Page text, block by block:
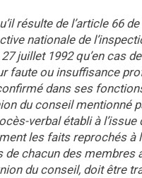
résulte de l’article 66 de
nationale de
juillet 1992 qu’en cas de
faute ou insuffisance
dans ses
du conseil mentionné
verbal établi à l’issue
les faits reprochés à
de chacun des membres
du conseil, doit être